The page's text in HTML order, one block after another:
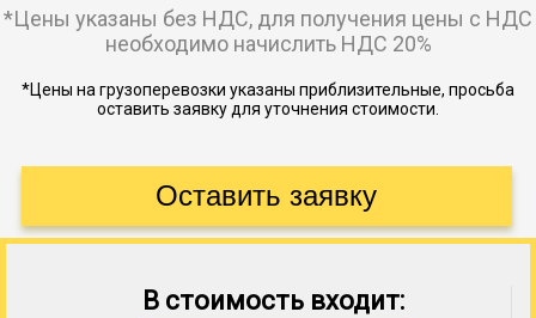
*Цены указаны без НДС, для получения цены с НДС
необходимо начислить НДС 20%
*Цены на грузоперевозки указаны приблизительные, просьба
оставить заявку для уточнения стоимости.
В стоимость входит: